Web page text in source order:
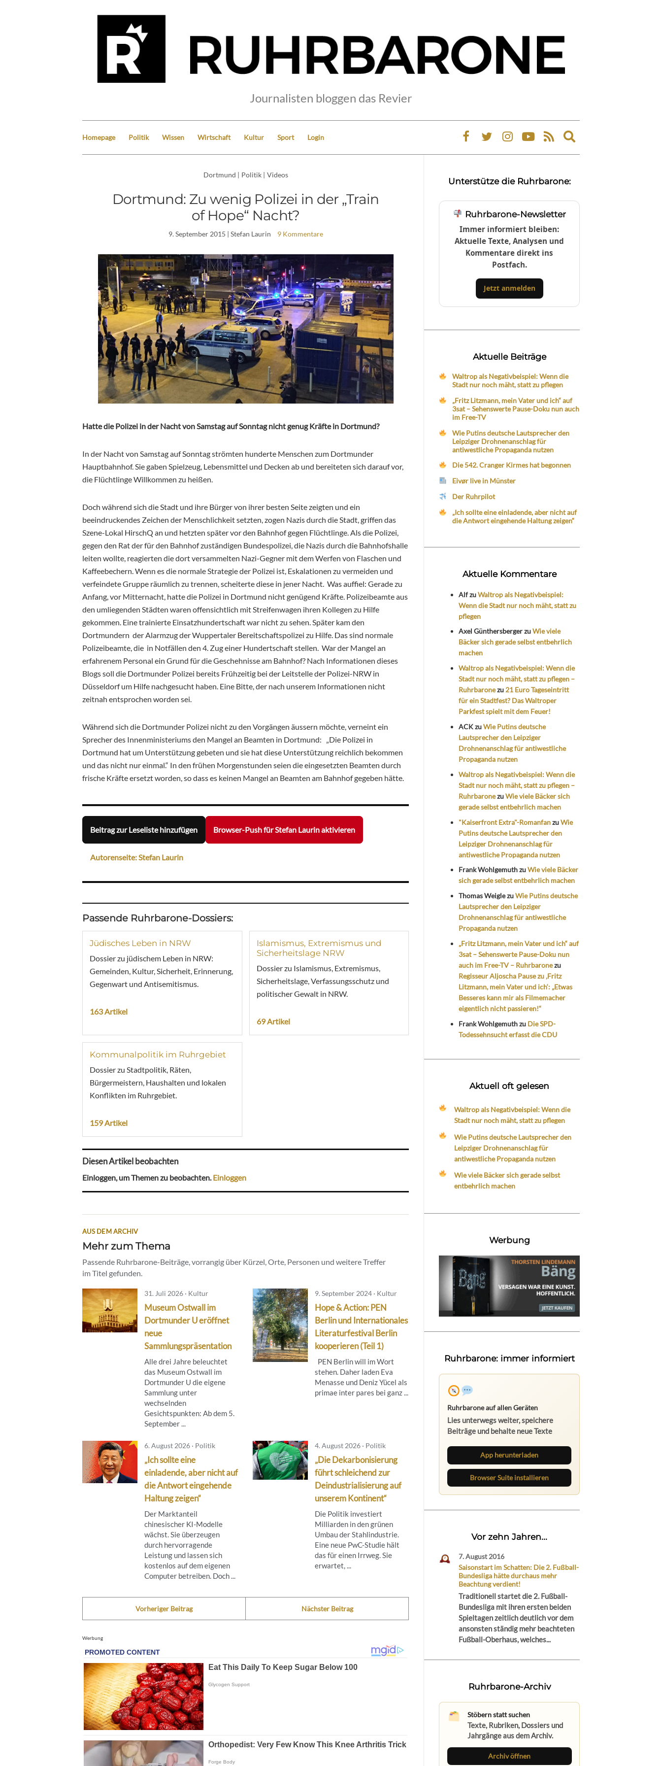
Journalisten bloggen das Revier
Homepage Politik Wissen Wirtschaft Kultur Sport Login
Expand
search
Dortmund | Politik | Videos
Dortmund: Zu wenig Polizei in der „Train
of Hope“ Nacht?
9. September 2015 | Stefan Laurin 9 Kommentare
Hatte die Polizei in der Nacht von Samstag auf Sonntag nicht genug Kräfte in Dortmund?
In der Nacht von Samstag auf Sonntag strömten hunderte Menschen zum Dortmunder
Hauptbahnhof. Sie gaben Spielzeug, Lebensmittel und Decken ab und bereiteten sich darauf vor,
die Flüchtlinge Willkommen zu heißen.
Doch während sich die Stadt und ihre Bürger von ihrer besten Seite zeigten und ein
beeindruckendes Zeichen der Menschlichkeit setzten, zogen Nazis durch die Stadt, griffen das
Szene-Lokal HirschQ an und hetzten später vor den Bahnhof gegen Flüchtlinge. Als die Polizei,
gegen den Rat der für den Bahnhof zuständigen Bundespolizei, die Nazis durch die Bahnhofshalle
leiten wollte, reagierten die dort versammelten Nazi-Gegner mit dem Werfen von Flaschen und
Kaffeebechern. Wenn es die normale Strategie der Polizei ist, Eskalationen zu vermeiden und
verfeindete Gruppe räumlich zu trennen, scheiterte diese in jener Nacht. Was auffiel: Gerade zu
Anfang, vor Mitternacht, hatte die Polizei in Dortmund nicht genügend Kräfte. Polizeibeamte aus
den umliegenden Städten waren offensichtlich mit Streifenwagen ihren Kollegen zu Hilfe
gekommen. Eine trainierte Einsatzhundertschaft war nicht zu sehen. Später kam den
Dortmundern der Alarmzug der Wuppertaler Bereitschaftspolizei zu Hilfe. Das sind normale
Polizeibeamte, die in Notfällen den 4. Zug einer Hundertschaft stellen. War der Mangel an
erfahrenem Personal ein Grund für die Geschehnisse am Bahnhof? Nach Informationen dieses
Blogs soll die Dortmunder Polizei bereits Frühzeitig bei der Leitstelle der Polizei-NRW in
Düsseldorf um Hilfe nachgesucht haben. Eine Bitte, der nach unserem Informationen nicht
zeitnah entsprochen worden sei.
Während sich die Dortmunder Polizei nicht zu den Vorgängen äussern möchte, verneint ein
Sprecher des Innenministeriums den Mangel an Beamten in Dortmund: „Die Polizei in
Dortmund hat um Unterstützung gebeten und sie hat diese Unterstützung reichlich bekommen
und das nicht nur einmal.“ In den frühen Morgenstunden seien die eingesetzten Beamten durch
frische Kräfte ersetzt worden, so dass es keinen Mangel an Beamten am Bahnhof gegeben hätte.
Beitrag zur Leseliste hinzufügen Browser-Push für Stefan Laurin aktivieren
Autorenseite: Stefan Laurin
Passende Ruhrbarone-Dossiers:
Jüdisches Leben in NRW
Dossier zu jüdischem Leben in NRW:
Gemeinden, Kultur, Sicherheit, Erinnerung,
Gegenwart und Antisemitismus.
163 Artikel
Islamismus, Extremismus und
Sicherheitslage NRW
Dossier zu Islamismus, Extremismus,
Sicherheitslage, Verfassungsschutz und
politischer Gewalt in NRW.
69 Artikel
Kommunalpolitik im Ruhrgebiet
Dossier zu Stadtpolitik, Räten,
Bürgermeistern, Haushalten und lokalen
Konflikten im Ruhrgebiet.
159 Artikel
Diesen Artikel beobachten
Einloggen, um Themen zu beobachten.Einloggen
AUS DEM ARCHIV
Mehr zum Thema
Passende Ruhrbarone-Beiträge, vorrangig über Kürzel, Orte, Personen und weitere Treffer
im Titel gefunden.
31. Juli 2026 · Kultur
Museum Ostwall im
Dortmunder U eröffnet
neue
Sammlungspräsentation
Alle drei Jahre beleuchtet
das Museum Ostwall im
Dortmunder U die eigene
Sammlung unter
wechselnden
Gesichtspunkten: Ab dem 5.
September ...
9. September 2024 · Kultur
Hope & Action: PEN
Berlin und Internationales
Literaturfestival Berlin
kooperieren (Teil 1)
PEN Berlin will im Wort
stehen. Daher laden Eva
Menasse und Deniz Yücel als
primae inter pares bei ganz ...
6. August 2026 · Politik
„Ich sollte eine
einladende, aber nicht auf
die Antwort eingehende
Haltung zeigen“
Der Marktanteil
chinesischer KI-Modelle
wächst. Sie überzeugen
durch hervorragende
Leistung und lassen sich
kostenlos auf dem eigenen
Computer betreiben. Doch ...
4. August 2026 · Politik
„Die Dekarbonisierung
führt schleichend zur
Deindustrialisierung auf
unserem Kontinent“
Die Politik investiert
Milliarden in den grünen
Umbau der Stahlindustrie.
Eine neue PwC-Studie hält
das für einen Irrweg. Sie
erwartet, ...
Vorheriger Beitrag Nächster Beitrag
Werbung
Unterstütze die Ruhrbarone:
Ruhrbarone-Newsletter
Immer informiert bleiben:
Aktuelle Texte, Analysen und
Kommentare direkt ins
Postfach.
Jetzt anmelden
Aktuelle Beiträge
Waltrop als Negativbeispiel: Wenn die
Stadt nur noch mäht, statt zu pflegen
„Fritz Litzmann, mein Vater und ich“ auf
3sat – Sehenswerte Pause-Doku nun auch
im Free-TV
Wie Putins deutsche Lautsprecher den
Leipziger Drohnenanschlag für
antiwestliche Propaganda nutzen
Die 542. Cranger Kirmes hat begonnen
Eivør live in Münster
Der Ruhrpilot
„Ich sollte eine einladende, aber nicht auf
die Antwort eingehende Haltung zeigen“
Aktuelle Kommentare
AlfzuWaltrop als Negativbeispiel:
Wenn die Stadt nur noch mäht, statt zu
pflegen
Axel GünthersbergerzuWie viele
Bäcker sich gerade selbst entbehrlich
machen
Waltrop als Negativbeispiel: Wenn die
Stadt nur noch mäht, statt zu pflegen –
Ruhrbaronezu 21 Euro Tageseintritt
für ein Stadtfest? Das Waltroper
Parkfest spielt mit dem Feuer!
ACKzuWie Putins deutsche
Lautsprecher den Leipziger
Drohnenanschlag für antiwestliche
Propaganda nutzen
Waltrop als Negativbeispiel: Wenn die
Stadt nur noch mäht, statt zu pflegen –
RuhrbaronezuWie viele Bäcker sich
gerade selbst entbehrlich machen
"Kaiserfront Extra"-RomanfanzuWie
Putins deutsche Lautsprecher den
Leipziger Drohnenanschlag für
antiwestliche Propaganda nutzen
Frank WohlgemuthzuWie viele Bäcker
sich gerade selbst entbehrlich machen
Thomas WeiglezuWie Putins deutsche
Lautsprecher den Leipziger
Drohnenanschlag für antiwestliche
Propaganda nutzen
„Fritz Litzmann, mein Vater und ich“ auf
3sat – Sehenswerte Pause-Doku nun
auch im Free-TV – Ruhrbaronezu
Regisseur Aljoscha Pause zu ‚Fritz
Litzmann, mein Vater und ich‘: „Etwas
Besseres kann mir als Filmemacher
eigentlich nicht passieren!“
Frank Wohlgemuthzu Die SPD-
Todessehnsucht erfasst die CDU
Aktuell oft gelesen
Waltrop als Negativbeispiel: Wenn die
Stadt nur noch mäht, statt zu pflegen
Wie Putins deutsche Lautsprecher den
Leipziger Drohnenanschlag für
antiwestliche Propaganda nutzen
Wie viele Bäcker sich gerade selbst
entbehrlich machen
Werbung
Ruhrbarone: immer informiert
Ruhrbarone auf allen Geräten
Lies unterwegs weiter, speichere
Beiträge und behalte neue Texte
App herunterladen
Browser Suite installieren
Vor zehn Jahren...
7. August 2016
Saisonstart im Schatten: Die 2. Fußball-
Bundesliga hätte durchaus mehr
Beachtung verdient!
Traditionell startet die 2. Fußball-
Bundesliga mit ihren ersten beiden
Spieltagen zeitlich deutlich vor dem
ansonsten ständig mehr beachteten
Fußball-Oberhaus, welches...
Ruhrbarone-Archiv
Stöbern statt suchen
Texte, Rubriken, Dossiers und
Jahrgänge aus dem Archiv.
Archiv öffnen